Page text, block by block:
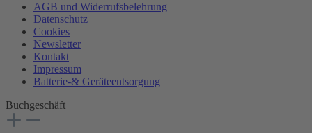
AGB und Widerrufsbelehrung
Datenschutz
Cookies
Newsletter
Kontakt
Impressum
Batterie-& Geräteentsorgung
Buchgeschäft